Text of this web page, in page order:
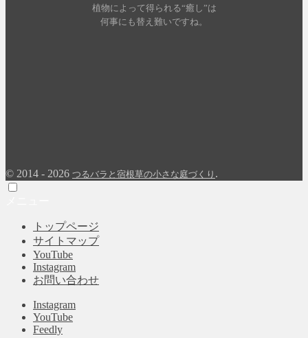
植物によって得られる“癒し”は
何事にも替え難いですね。
© 2014 - 2026 つるバラと宿根草の小さな庭づくり .
トップページ
サイトマップ
YouTube
Instagram
お問い合わせ
Instagram
YouTube
Feedly